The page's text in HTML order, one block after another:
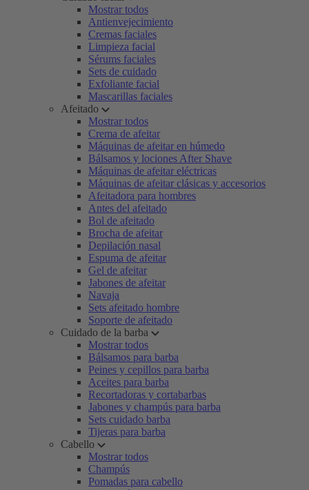
Mostrar todos
Antienvejecimiento
Cremas faciales
Limpieza facial
Sérums faciales
Sets de cuidado
Exfoliante facial
Mascarillas faciales
Afeitado
Mostrar todos
Crema de afeitar
Máquinas de afeitar en húmedo
Bálsamos y lociones After Shave
Máquinas de afeitar eléctricas
Máquinas de afeitar clásicas y accesorios
Afeitadora para hombres
Antes del afeitado
Bol de afeitado
Brocha de afeitar
Depilación nasal
Espuma de afeitar
Gel de afeitar
Jabones de afeitar
Navaja
Sets afeitado hombre
Soporte de afeitado
Cuidado de la barba
Mostrar todos
Bálsamos para barba
Peines y cepillos para barba
Aceites para barba
Recortadoras y cortabarbas
Jabones y champús para barba
Sets cuidado barba
Tijeras para barba
Cabello
Mostrar todos
Champús
Pomadas para cabello